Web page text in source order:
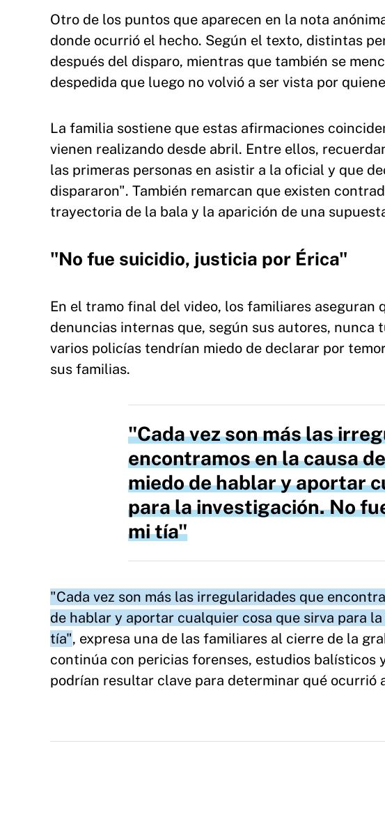
Otro de los puntos que aparecen en la nota
donde ocurrió el hecho. Según el texto, distintas
después del disparo, mientras que también se
despedida que luego no volvió a ser vista por
La familia sostiene que estas afirmaciones
vienen realizando desde abril. Entre ellos,
las primeras personas en asistir a la oficial y que
dispararon". También remarcan que existen
trayectoria de la bala y la aparición de una
"No fue suicidio, justicia por Érica"
En el tramo final del video, los familiares aseguran
denuncias internas que, según sus autores, nunca
varios policías tendrían miedo de declarar por
sus familias.
Cada vez son más las
encontramos en la causa
miedo de hablar y aportar
para la investigación. No
mi tía
"Cada vez son más las irregularidades que
de hablar y aportar cualquier cosa que sirva para
tía", expresa una de las familiares al cierre de la
continúa con pericias forenses, estudios balísticos
podrían resultar clave para determinar qué ocurrió